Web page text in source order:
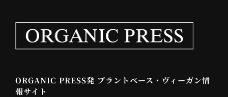
ORGANIC PRESS発 プラントベース・ヴィーガン情
報サイト